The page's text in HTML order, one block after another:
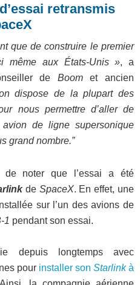
retransmis
que de construire le premier
même aux États-Unis », a
de Boomet ancien
dispose de la plupart des
nous permettre d’aller de
de ligne supersonique
grand nombre.”
de noter que l’essai a été
de SpaceX. En effet, une
sur l’un des avions de
1 pendant son essai.
depuis longtemps avec
pour installer son Starlinkà